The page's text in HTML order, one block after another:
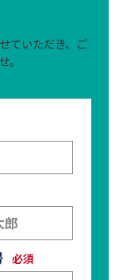
ていただき、ご
。